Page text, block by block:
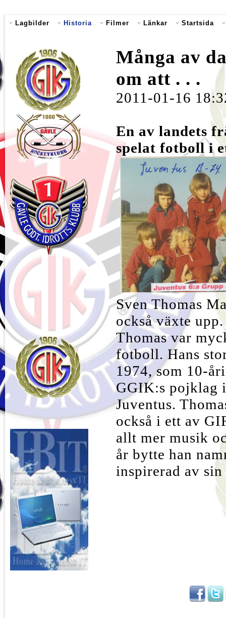
Lagbilder Historia Filmer Länkar Startsida
Många av
om att . . .
2011-01-16
En av landets
spelat fotboll i
Sven Thomas
också växte
Thomas var
fotboll. Hans
1974, som 10-
GGIK:s pojklag
Juventus.
också i ett av
allt mer musik
år bytte han
inspirerad av